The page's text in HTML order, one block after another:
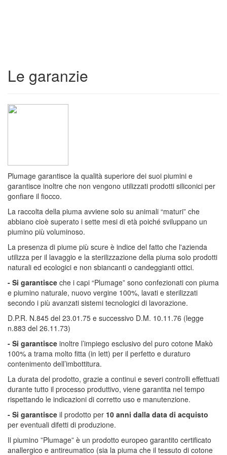
Le garanzie
Plumage garantisce la qualità superiore dei suoi piumini e
garantisce inoltre che non vengono utilizzati prodotti siliconici per
gonfiare il fiocco.
La raccolta della piuma avviene solo su animali “maturi” che
abbiano cioè superato i sette mesi di età poiché sviluppano un
piumino più voluminoso.
La presenza di piume più scure è indice del fatto che l'azienda
utilizza per il lavaggio e la sterilizzazione della piuma solo prodotti
naturali ed ecologici e non sbiancanti o candeggianti ottici.
- Si garantisce che i capi “Plumage” sono confezionati con piuma
e piumino naturale, nuovo vergine 100%, lavati e sterilizzati
secondo i più avanzati sistemi tecnologici di lavorazione.
D.P.R. N.845 del 23.01.75 e successivo D.M. 10.11.76 (legge
n.883 del 26.11.73)
- Si garantisce inoltre l’impiego esclusivo del puro cotone Makò
100% a trama molto fitta (in lett) per il perfetto e duraturo
contenimento dell’imbottitura.
La durata del prodotto, grazie a continui e severi controlli effettuati
durante tutto il processo produttivo, viene garantita nel tempo
rispettando le indicazioni di corretto uso e manutenzione.
- Si garantisce il prodotto per 10 anni dalla data di acquisto
per eventuali difetti di produzione.
Il piumino ”Plumage” è un prodotto europeo garantito certificato
anallergico e antireumatico (sia la piuma che il tessuto di cotone